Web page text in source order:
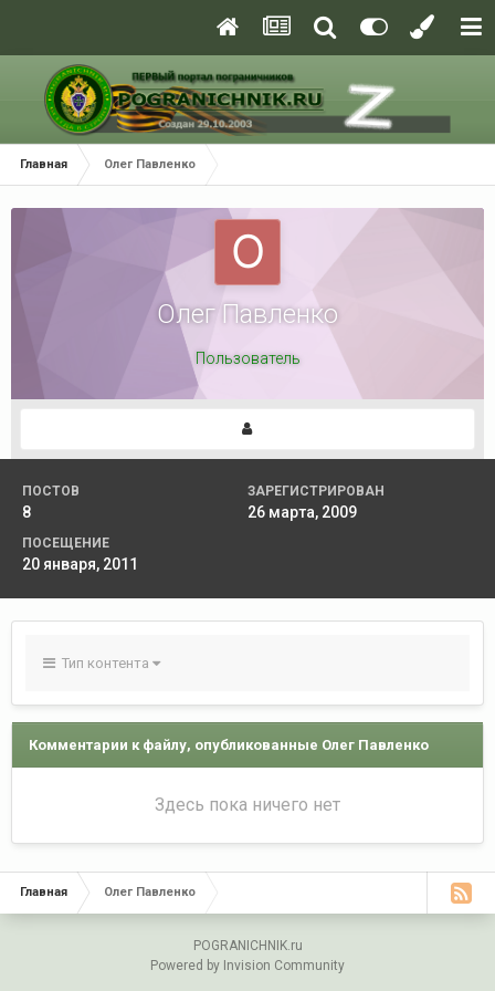
Главная Олег Павленко
Олег Павленко
Пользователь
ПОСТОВ
8
ЗАРЕГИСТРИРОВАН
26 марта, 2009
ПОСЕЩЕНИЕ
20 января, 2011
Тип контента
Комментарии к файлу, опубликованные Олег Павленко
Здесь пока ничего нет
Главная Олег Павленко
POGRANICHNIK.ru
Powered by Invision Community